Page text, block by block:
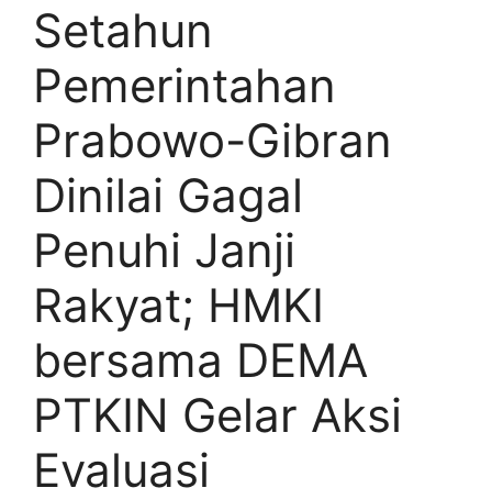
Setahun
Pemerintahan
Prabowo-Gibran
Dinilai Gagal
Penuhi Janji
Rakyat; HMKI
bersama DEMA
PTKIN Gelar Aksi
Evaluasi